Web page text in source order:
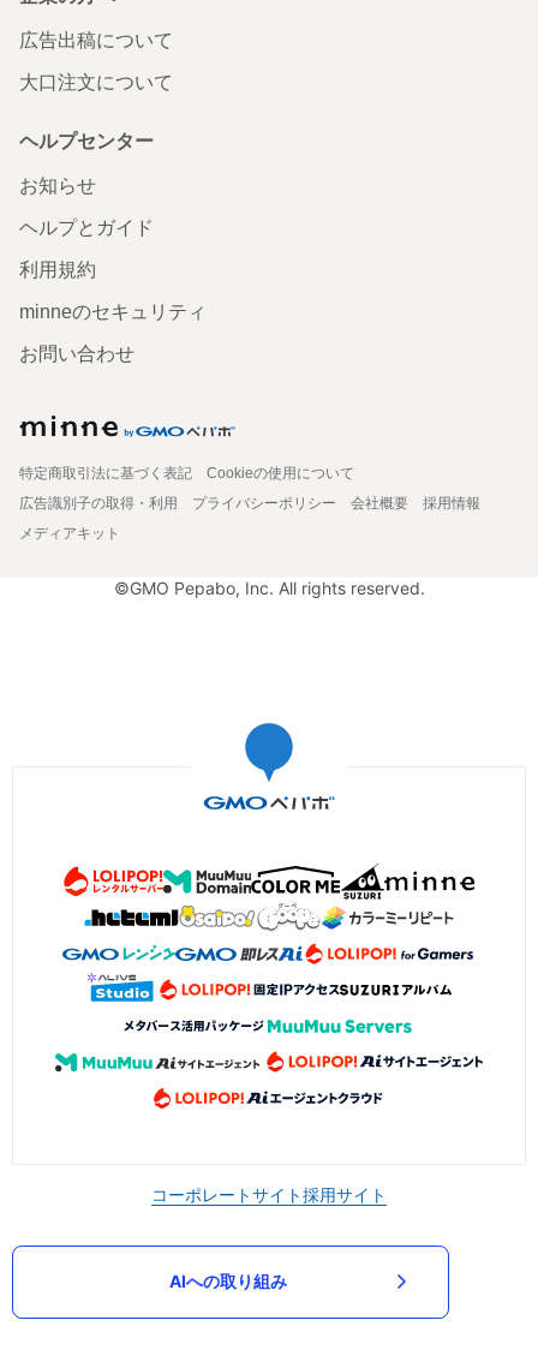
広告出稿について
大口注文について
ヘルプセンター
お知らせ
ヘルプとガイド
利用規約
minneのセキュリティ
お問い合わせ
特定商取引法に基づく表記
Cookieの使用について
広告識別子の取得・利用
プライバシーポリシー 会社概要
採用情報
メディアキット
©GMO Pepabo, Inc. All rights reserved.
コーポレートサイト採用サイト
AIへの取り組み